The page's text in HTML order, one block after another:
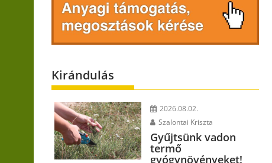
Kirándulás
2026.08.02.
Szalontai Kriszta
Gyűjtsünk vadon
termő
gyógynövényeket!